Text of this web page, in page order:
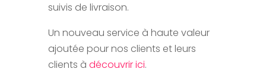
suivis de livraison.
Un nouveau service à haute valeur
ajoutée pour nos clients et leurs
clients à découvrir ici.